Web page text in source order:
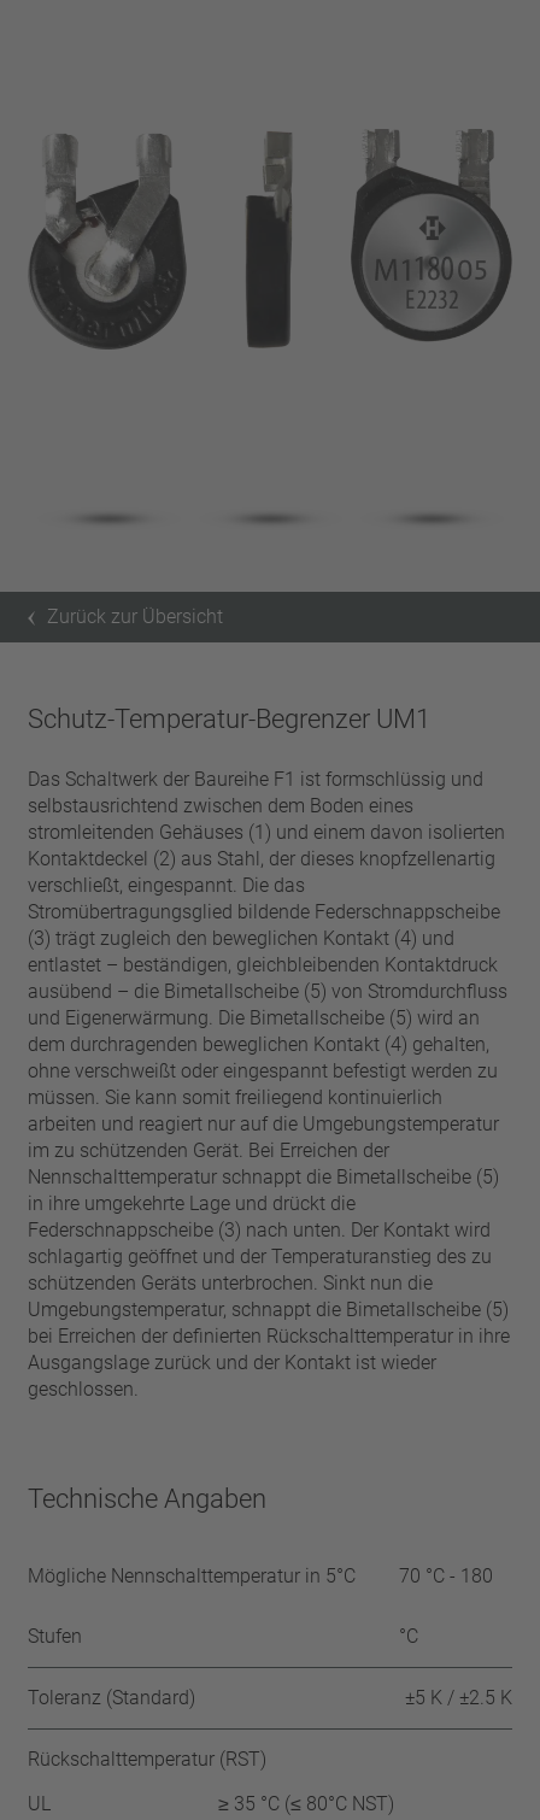
CQC
CMJ
Filter schließen
Zurück zur Übersicht
Schutz-Temperatur-Begrenzer UM1
Das Schaltwerk der Baureihe F1 ist formschlüssig und
selbstausrichtend zwischen dem Boden eines
stromleitenden Gehäuses (1) und einem davon isolierten
Kontaktdeckel (2) aus Stahl, der dieses knopfzellenartig
verschließt, eingespannt. Die das
Stromübertragungsglied bildende Federschnappscheibe
(3) trägt zugleich den beweglichen Kontakt (4) und
entlastet – beständigen, gleichbleibenden Kontaktdruck
ausübend – die Bimetallscheibe (5) von Stromdurchfluss
und Eigenerwärmung. Die Bimetallscheibe (5) wird an
dem durchragenden beweglichen Kontakt (4) gehalten,
ohne verschweißt oder eingespannt befestigt werden zu
müssen. Sie kann somit freiliegend kontinuierlich
arbeiten und reagiert nur auf die Umgebungstemperatur
im zu schützenden Gerät. Bei Erreichen der
Nennschalttemperatur schnappt die Bimetallscheibe (5)
in ihre umgekehrte Lage und drückt die
Federschnappscheibe (3) nach unten. Der Kontakt wird
schlagartig geöffnet und der Temperaturanstieg des zu
schützenden Geräts unterbrochen. Sinkt nun die
Umgebungstemperatur, schnappt die Bimetallscheibe (5)
bei Erreichen der definierten Rückschalttemperatur in ihre
Ausgangslage zurück und der Kontakt ist wieder
geschlossen.
Technische Angaben
Mögliche Nennschalttemperatur in 5°C
Stufen
70 °C - 180
°C
Toleranz (Standard) ±5 K / ±2.5 K
Rückschalttemperatur (RST)
UL
≥ 35 °C (≤ 80°C NST)